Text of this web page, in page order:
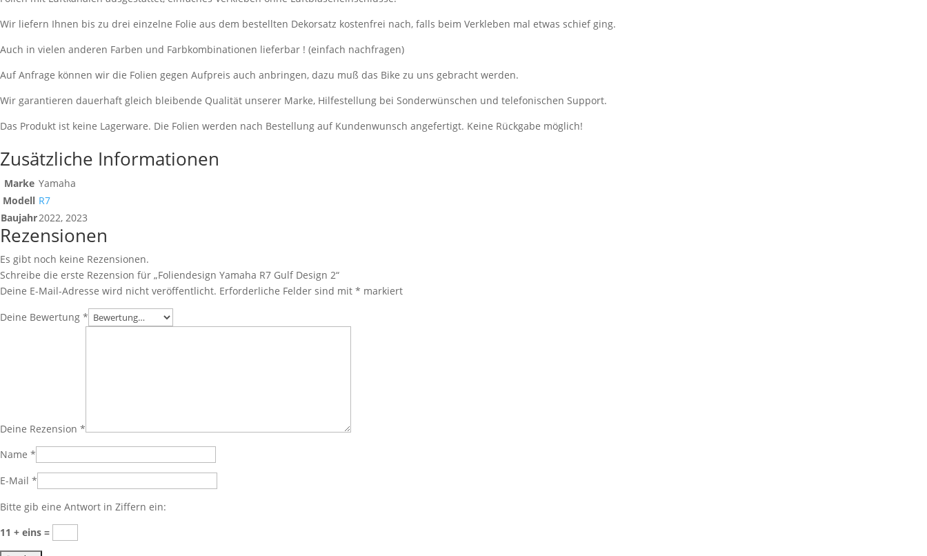
Wir liefern Ihnen bis zu drei einzelne Folie aus dem bestellten Dekorsatz kostenfrei nach, falls beim Verkleben mal etwas schief ging.
Auch in vielen anderen Farben und Farbkombinationen lieferbar ! (einfach nachfragen)
Auf Anfrage können wir die Folien gegen Aufpreis auch anbringen, dazu muß das Bike zu uns gebracht werden.
Wir garantieren dauerhaft gleich bleibende Qualität unserer Marke, Hilfestellung bei Sonderwünschen und telefonischen Support.
Das Produkt ist keine Lagerware. Die Folien werden nach Bestellung auf Kundenwunsch angefertigt. Keine Rückgabe möglich!
Zusätzliche Informationen
Marke Yamaha
Modell R7
Baujahr2022, 2023
Rezensionen
Es gibt noch keine Rezensionen.
Schreibe die erste Rezension für „Foliendesign Yamaha R7 Gulf Design 2“
Deine E-Mail-Adresse wird nicht veröffentlicht. Erforderliche Felder sind mit * markiert
Deine Bewertung *
Deine Rezension *
Name *
E-Mail *
Bitte gib eine Antwort in Ziffern ein:
11 + eins =